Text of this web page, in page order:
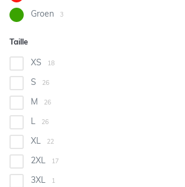
Groen 3
Taille
XS 18
S 26
M 26
L 26
XL 22
2XL 17
3XL 1